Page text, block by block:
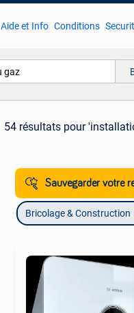
Aide et Info Conditions
54 résultats pour
Sauvegarder votre
Bricolage & Construction